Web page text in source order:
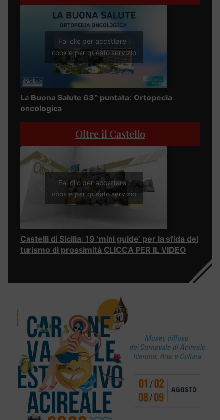
Fai clic per accettare i
cookie per questo servizio
La Buona Salute 63° puntata: Ortopedia
oncologica
Oltre il Castello
Fai clic per accettare i
cookie per questo servizio
Castelli di Sicilia: 19 ‘mini guide’ per la sfida del
turismo di prossimità CLICCA PER IL VIDEO